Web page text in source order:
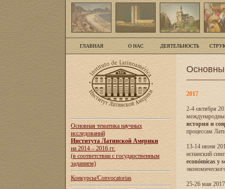
ГЛАВНАЯ О НАС ДЕЯТЕЛЬНОСТЬ
Основная тематика научных
исследований
Института Латинской Америки
на 2014 – 2016 гг.
(в соответствии с государственным
заданием)
Конкурсы/Convocatorias
2017
2-4 октября
история и
процессам
13-14 июня
испанский
económicas y
25-26 мая